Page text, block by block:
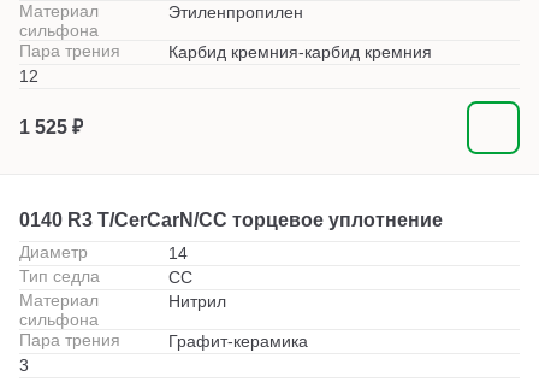
Материал
сильфона
Этиленпропилен
Пара трения
Карбид кремния-карбид кремния
12
1 525 ₽
0140 R3 T/CerCarN/CC торцевое уплотнение
Диаметр
14
Тип седла
СС
Материал
сильфона
Нитрил
Пара трения
Графит-керамика
3